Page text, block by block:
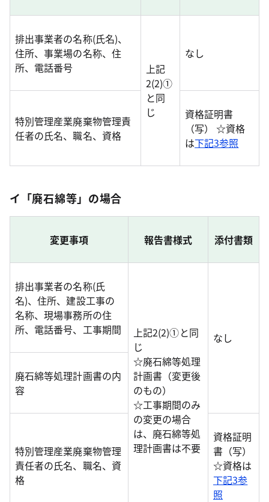
排出事業者の名称(氏名)、
住所、事業場の名称、住
所、電話番号
上記
2(2)①
と同
じ
なし
特別管理産業廃棄物管理責
任者の氏名、職名、資格
資格証明書
（写） ☆資格
は下記3参照
イ「廃石綿等」の場合
変更事項 報告書様式 添付書類
排出事業者の名称(氏
名)、住所、建設工事の
名称、現場事務所の住
所、電話番号、工事期間
上記2(2)①と同
じ
☆廃石綿等処理
計画書（変更後
のもの）
☆工事期間のみ
の変更の場合
は、廃石綿等処
理計画書は不要
なし
廃石綿等処理計画書の内
容
特別管理産業廃棄物管理
責任者の氏名、職名、資
格
資格証明
書（写）
☆資格は
下記3参
照